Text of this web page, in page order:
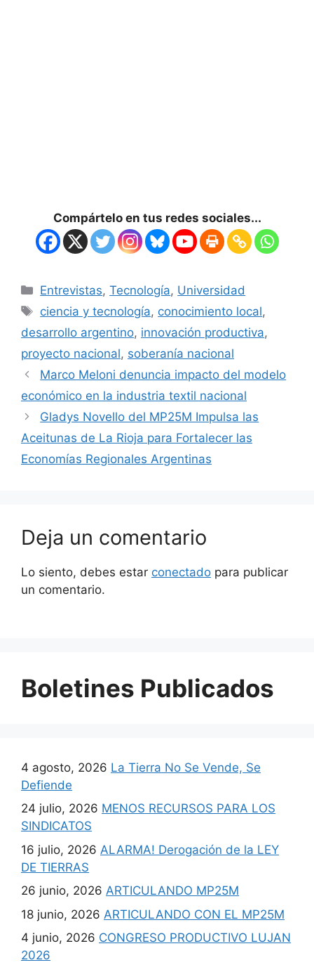
Compártelo en tus redes sociales...
Entrevistas,Tecnología, Universidad
ciencia y tecnología, conocimiento local,
desarrollo argentino, innovación productiva,
proyecto nacional, soberanía nacional
Marco Meloni denuncia impacto del modelo
económico en la industria textil nacional
Gladys Novello del MP25M Impulsa las
Aceitunas de La Rioja para Fortalecer las
Economías Regionales Argentinas
Deja un comentario
Lo siento, debes estar conectado para publicar
un comentario.
Boletines Publicados
4 agosto, 2026 La Tierra No Se Vende, Se
Defiende
24 julio, 2026 MENOS RECURSOS PARA LOS
SINDICATOS
16 julio, 2026 ALARMA! Derogación de la LEY
DE TIERRAS
26 junio, 2026 ARTICULANDO MP25M
18 junio, 2026 ARTICULANDO CON EL MP25M
4 junio, 2026 CONGRESO PRODUCTIVO LUJAN
2026